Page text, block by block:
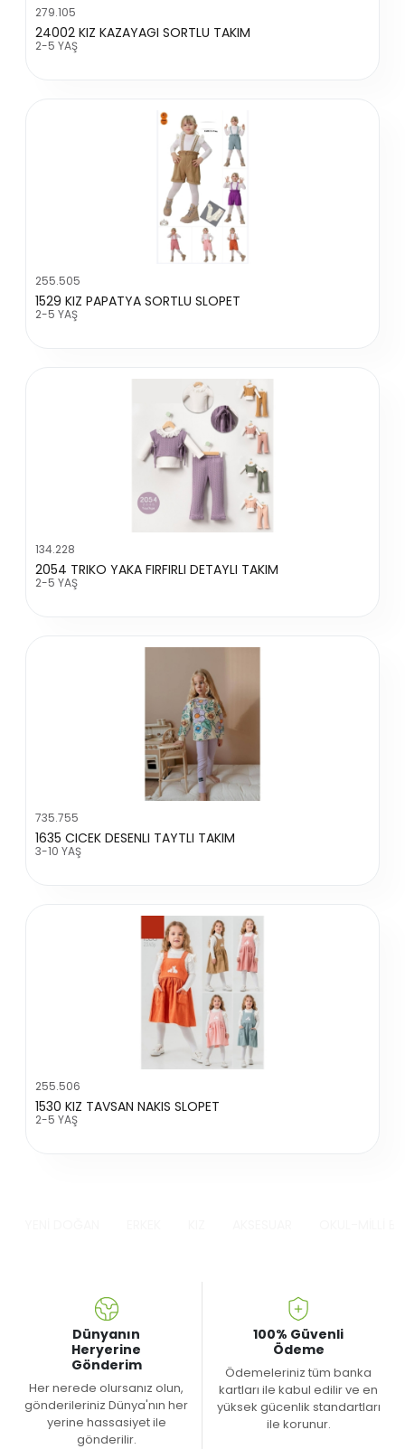
279.105
24002 KIZ KAZAYAGI SORTLU TAKIM
2-5 YAŞ
255.505
1529 KIZ PAPATYA SORTLU SLOPET
2-5 YAŞ
134.228
2054 TRIKO YAKA FIRFIRLI DETAYLI TAKIM
2-5 YAŞ
735.755
1635 CICEK DESENLI TAYTLI TAKIM
3-10 YAŞ
255.506
1530 KIZ TAVSAN NAKIS SLOPET
2-5 YAŞ
Dünyanın
Heryerine
Gönderim
Her nerede olursanız olun,
gönderileriniz Dünya'nın her
yerine hassasiyet ile
gönderilir.
100% Güvenli
Ödeme
Ödemeleriniz tüm banka
kartları ile kabul edilir ve en
yüksek gücenlik standartları
ile korunur.